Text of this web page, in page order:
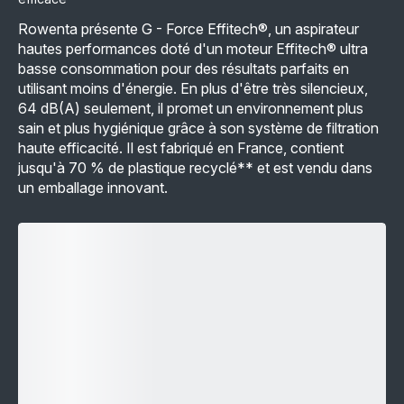
Rowenta présente G - Force Effitech®, un aspirateur
hautes performances doté d'un moteur Effitech® ultra
basse consommation pour des résultats parfaits en
utilisant moins d'énergie. En plus d'être très silencieux,
64 dB(A) seulement, il promet un environnement plus
sain et plus hygiénique grâce à son système de filtration
haute efficacité. Il est fabriqué en France, contient
jusqu'à 70 % de plastique recyclé** et est vendu dans
un emballage innovant.